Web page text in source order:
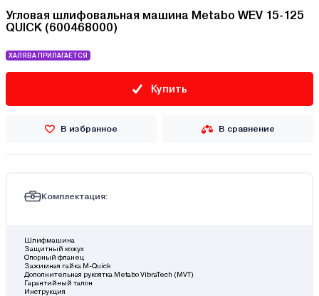
Угловая шлифовальная машина Metabo WEV 15-125
QUICK (600468000)
ХАЛЯВА ПРИЛАГАЕТСЯ
Купить
В избранное В сравнение
Комплектация:
Шлифмашина
Защитный кожух
Опорный фланец
Зажимная гайка M-Quick
Дополнительная рукоятка Metabo VibraTech (MVT)
Гарантийный талон
Инструкция